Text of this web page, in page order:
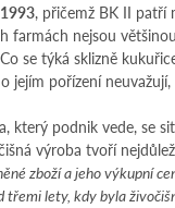
, přičemž BK II patří
farmách nejsou
se týká sklizně
jejím pořízení
který podnik vede, se
výroba tvoří
zboží a jeho výkupní
třemi lety, kdy byla